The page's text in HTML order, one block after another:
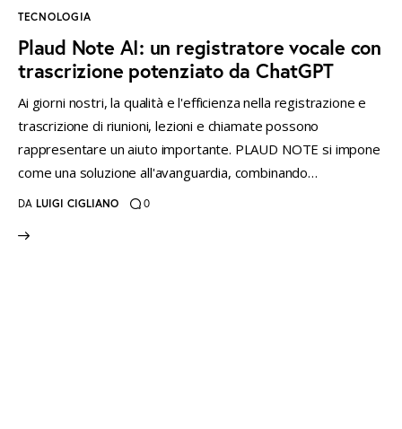
TECNOLOGIA
Plaud Note AI: un registratore vocale con
trascrizione potenziato da ChatGPT
Ai giorni nostri, la qualità e l'efficienza nella registrazione e
trascrizione di riunioni, lezioni e chiamate possono
rappresentare un aiuto importante. PLAUD NOTE si impone
come una soluzione all'avanguardia, combinando…
DA LUIGI CIGLIANO 0